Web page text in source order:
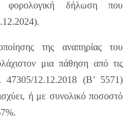
φορολογική δήλωση που
της αναπηρίας του
μια πάθηση από τις
47305/12.12.2018 (Β’ 5571)
ή με συνολικό ποσοστό